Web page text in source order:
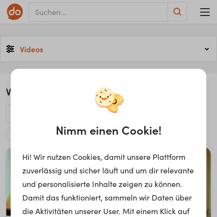
Videos
Videostories
Nimm einen Cookie!
Hi! Wir nutzen Cookies, damit unsere Plattform
zuverlässig und sicher läuft und um dir relevante
und personalisierte Inhalte zeigen zu können.
Damit das funktioniert, sammeln wir Daten über
die Aktivitäten unserer User. Mit einem Klick auf